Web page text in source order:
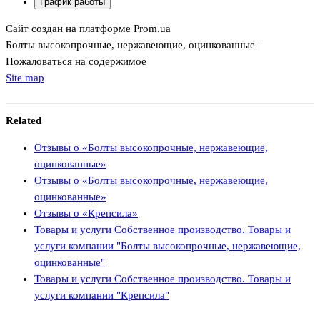
Сайт создан на платформе Prom.ua
Болты высокопрочные, нержавеющие, оцинкованные |
Пожаловаться на содержимое
Site map
Related
Отзывы о «Болты высокопрочные, нержавеющие,
оцинкованные»
Отзывы о «Болты высокопрочные, нержавеющие,
оцинкованные»
Отзывы о «Крепсила»
Товары и услуги Собственное производство. Товары и
услуги компании "Болты высокопрочные, нержавеющие,
оцинкованные"
Товары и услуги Собственное производство. Товары и
услуги компании "Крепсила"